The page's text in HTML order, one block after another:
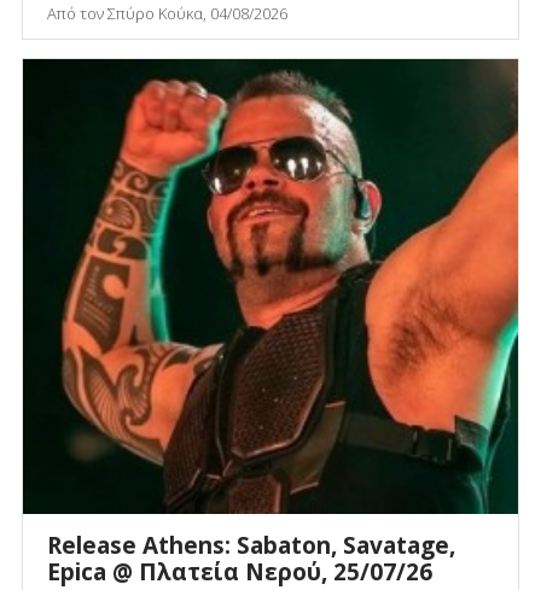
Από τον Σπύρο Κούκα, 04/08/2026
Release Athens: Sabaton, Savatage,
Epica @ Πλατεία Νερού, 25/07/26